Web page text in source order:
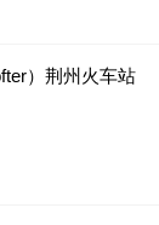
）荆州火车站